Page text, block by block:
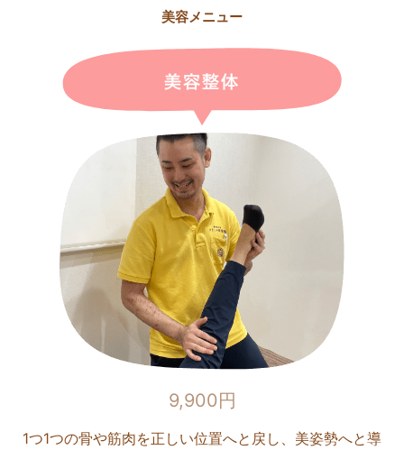
美容メニュー
9,900円
1つ1つの骨や筋肉を正しい位置へと戻し、美姿勢へと導